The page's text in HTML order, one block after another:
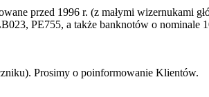
przed 1996 r. (z małymi wizernukami
PE755, a także banknotów o nominale
Prosimy o poinformowanie Klientów.